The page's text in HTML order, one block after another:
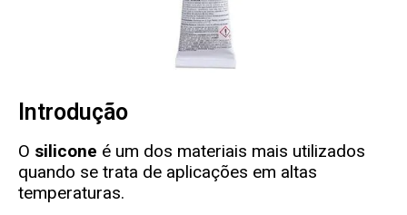
Introdução
O silicone é um dos materiais mais utilizados
quando se trata de aplicações em altas
temperaturas.